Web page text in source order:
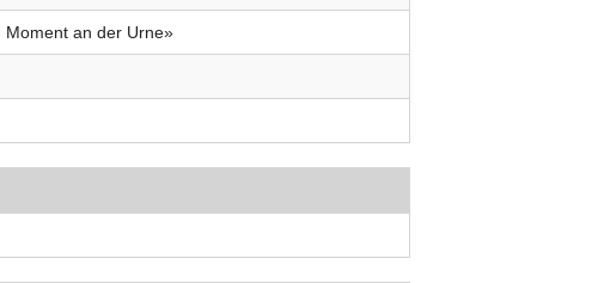
Moment an der Urne»